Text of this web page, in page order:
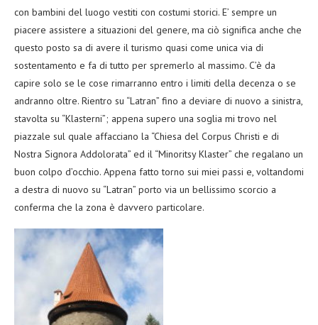
con bambini del luogo vestiti con costumi storici. E’ sempre un
piacere assistere a situazioni del genere, ma ciò significa anche che
questo posto sa di avere il turismo quasi come unica via di
sostentamento e fa di tutto per spremerlo al massimo. C’è da
capire solo se le cose rimarranno entro i limiti della decenza o se
andranno oltre. Rientro su “Latran” fino a deviare di nuovo a sinistra,
stavolta su “Klasterni”; appena supero una soglia mi trovo nel
piazzale sul quale affacciano la “Chiesa del Corpus Christi e di
Nostra Signora Addolorata” ed il “Minoritsy Klaster” che regalano un
buon colpo d’occhio. Appena fatto torno sui miei passi e, voltandomi
a destra di nuovo su “Latran” porto via un bellissimo scorcio a
conferma che la zona è davvero particolare.